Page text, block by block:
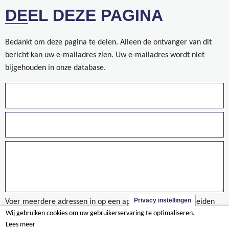
DEEL DEZE PAGINA
Bedankt om deze pagina te delen. Alleen de ontvanger van dit
bericht kan uw e-mailadres zien. Uw e-mailadres wordt niet
bijgehouden in onze database.
Voer meerdere adressen in op een aparte regels of gescheiden
door een komma.
Privacy instellingen
Wij gebruiken cookies om uw gebruikerservaring te optimaliseren.
Lees meer